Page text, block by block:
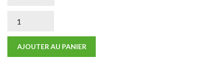
AJOUTER AU PANIER